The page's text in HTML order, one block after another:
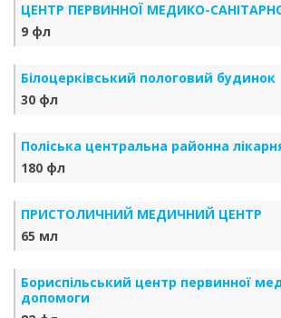
ЦЕНТР ПЕРВИННОЇ МЕДИКО-
9 фл
Білоцерківський пологовий будинок
30 фл
Поліська центральна районна
180 фл
ПРИСТОЛИЧНИЙ МЕДИЧНИЙ ЦЕНТР
65 мл
Бориспільський центр первинної
допомоги